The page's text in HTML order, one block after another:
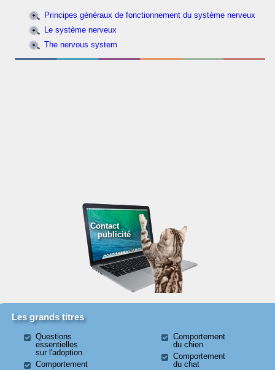
Principes généraux de fonctionnement du système nerveux
Le système nerveux
The nervous system
Contact
publicité
Les grands titres
Questions
essentielles
sur l'adoption
Comportement
Comportement
du chien
Comportement
du chat